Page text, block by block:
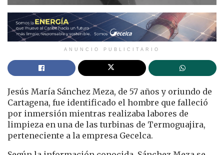
ANUNCIO PUBLICITARIO
Jesús María Sánchez Meza, de 57 años y oriundo de
Cartagena, fue identificado el hombre que falleció
por inmersión mientras realizaba labores de
limpieza en una de las turbinas de Termoguajira,
perteneciente a la empresa Gecelca.